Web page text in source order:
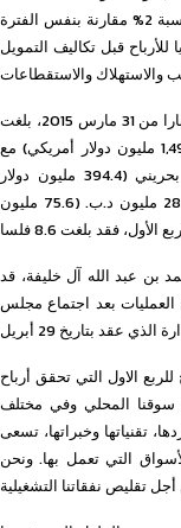
برنامجها لاحتواء المصروفات، حيث انخفضت النفقات بنسبة 2% مقارنة بنفس الفترة
قبل تكاليف التمويل
وفيما يتعلق بميزانية المجموعة، فإنها لا تزال قوية. واعتبارا من 31 مارس 2015، بلغت
قيمة الأصول الصافية 564.6 مليون دينار بحريني (1,497.6 مليون دولار أمريكي) مع
أرصدة نقدية مهمة بلغ مجموعها 148.7 مليون دينار بحريني (394.4 مليون دولار
أمريكي). كما استمرت صافي الديون منخفضة بقيمة 28.5 مليون د.ب. (75.6 مليون
بن عبد الله آل خليفة، قد
المالية للربع الأول من عام 2015 ونتائج العمليات بعد اجتماع مجلس
الاول التي تحقق أرباح
في سوقنا المحلي وفي مختلف
تقنياتها وخبراتها، تسعى
التي تعمل بها. ونحن